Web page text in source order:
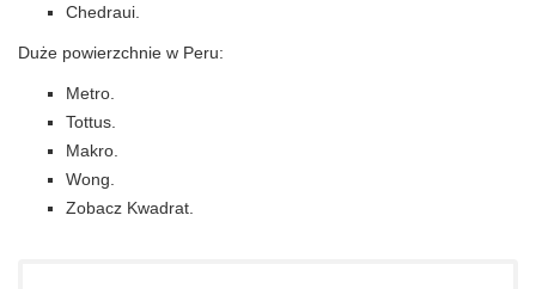
Chedraui.
Duże powierzchnie w Peru:
Metro.
Tottus.
Makro.
Wong.
Zobacz Kwadrat.